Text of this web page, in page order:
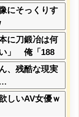
…
にそっくりす
に刀鍛冶は何
」 俺「188
う風に考えま
した」→この
ジで納得いか
、残酷な現実
しいAV女優ｗ